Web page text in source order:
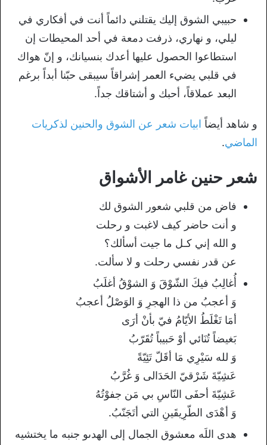
حبيبي الشوق إليك يقتلني دائماً أنت في أفكاري في
ليلي، و نهاري، ذرفت دمعة في أحد المحيطات إن
استطاعوا الحصول عليها أعدك بنسيانك، و إنّ هواك
في قلبي يضيء العمر إشراقاً سيبقى حبّنا أبداً برغم
البعد عملاقاً، أحبك و أشتاقك جداً.
و شاهد أيضاً ابيات شعر عن الشوق والحنين لذكريات
الماضي.
شعر حنين غامر الأشواق
فاض من قلبي شعور الشوق لك
و أنت حاضر كيف لاغبت و رحلت
و الله إني كـل ما جيت أسألك؟
عن قدر نفسي رحلت و لا سألت.
أُغالِبُ فيكَ الشّوْقَ وَ الشوْقُ أغلَبُ
وَ أعجبُ من ذا الهجرِ وَ الوَصْلُ أعجبُ
أمَا تَغْلَطُ الأيّامُ فيّ بأنْ أرَى
بَغيضاً تُنَائي أوْ حَبيباً تُقَرّبُ
وَ لله سَيْرِي مَا أقَلّ تَئِيّةً
عَشِيّةَ شَرْقيّ الحَدَالى وَ غُرَّبُ
عَشِيّةَ أحفَى النّاسِ بي مَن جفوْتُهُ
وَ أهْدَى الطّرِيقَينِ التي أتَجَنّبُ.
هدى اللَه معشوق الجمال إلى الهدىو جنبه ما يختشيه